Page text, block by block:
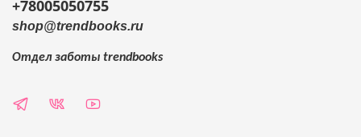
+78005050755
shop@trendbooks.ru
Отдел заботы trendbooks